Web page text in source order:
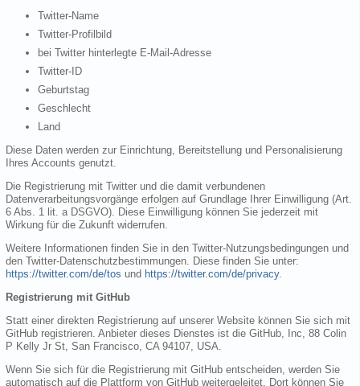
Twitter-Name
Twitter-Profilbild
bei Twitter hinterlegte E-Mail-Adresse
Twitter-ID
Geburtstag
Geschlecht
Land
Diese Daten werden zur Einrichtung, Bereitstellung und Personalisierung
Ihres Accounts genutzt.
Die Registrierung mit Twitter und die damit verbundenen
Datenverarbeitungsvorgänge erfolgen auf Grundlage Ihrer Einwilligung (Art.
6 Abs. 1 lit. a DSGVO). Diese Einwilligung können Sie jederzeit mit
Wirkung für die Zukunft widerrufen.
Weitere Informationen finden Sie in den Twitter-Nutzungsbedingungen und
den Twitter-Datenschutzbestimmungen. Diese finden Sie unter:
https://twitter.com/de/tos und https://twitter.com/de/privacy.
Registrierung mit GitHub
Statt einer direkten Registrierung auf unserer Website können Sie sich mit
GitHub registrieren. Anbieter dieses Dienstes ist die GitHub, Inc, 88 Colin
P Kelly Jr St, San Francisco, CA 94107, USA.
Wenn Sie sich für die Registrierung mit GitHub entscheiden, werden Sie
automatisch auf die Plattform von GitHub weitergeleitet. Dort können Sie